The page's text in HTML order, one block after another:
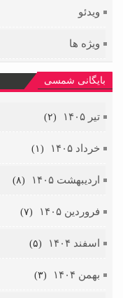
ویدئو
ویژه ها
بایگانی شمسی
تیر ۱۴۰۵ (۲)
خرداد ۱۴۰۵ (۱)
اردیبهشت ۱۴۰۵ (۸)
فروردین ۱۴۰۵ (۷)
اسفند ۱۴۰۴ (۵)
بهمن ۱۴۰۴ (۳)